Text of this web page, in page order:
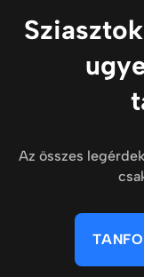
Az összes